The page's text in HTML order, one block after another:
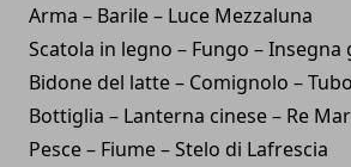
Arma – Barile – Luce Mezzaluna
Scatola in legno – Fungo – Insegna
Bidone del latte – Comignolo –
Bottiglia – Lanterna cinese – Re
Pesce – Fiume – Stelo di Lafrescia